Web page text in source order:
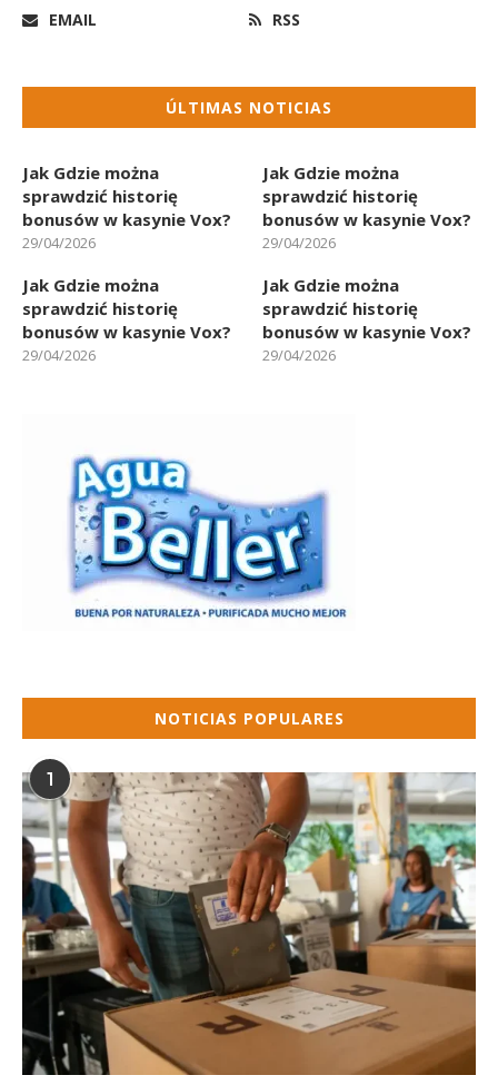
EMAIL RSS
ÚLTIMAS NOTICIAS
Jak Gdzie można
sprawdzić historię
bonusów w kasynie Vox?
29/04/2026
Jak Gdzie można
sprawdzić historię
bonusów w kasynie Vox?
29/04/2026
Jak Gdzie można
sprawdzić historię
bonusów w kasynie Vox?
29/04/2026
Jak Gdzie można
sprawdzić historię
bonusów w kasynie Vox?
29/04/2026
NOTICIAS POPULARES
1